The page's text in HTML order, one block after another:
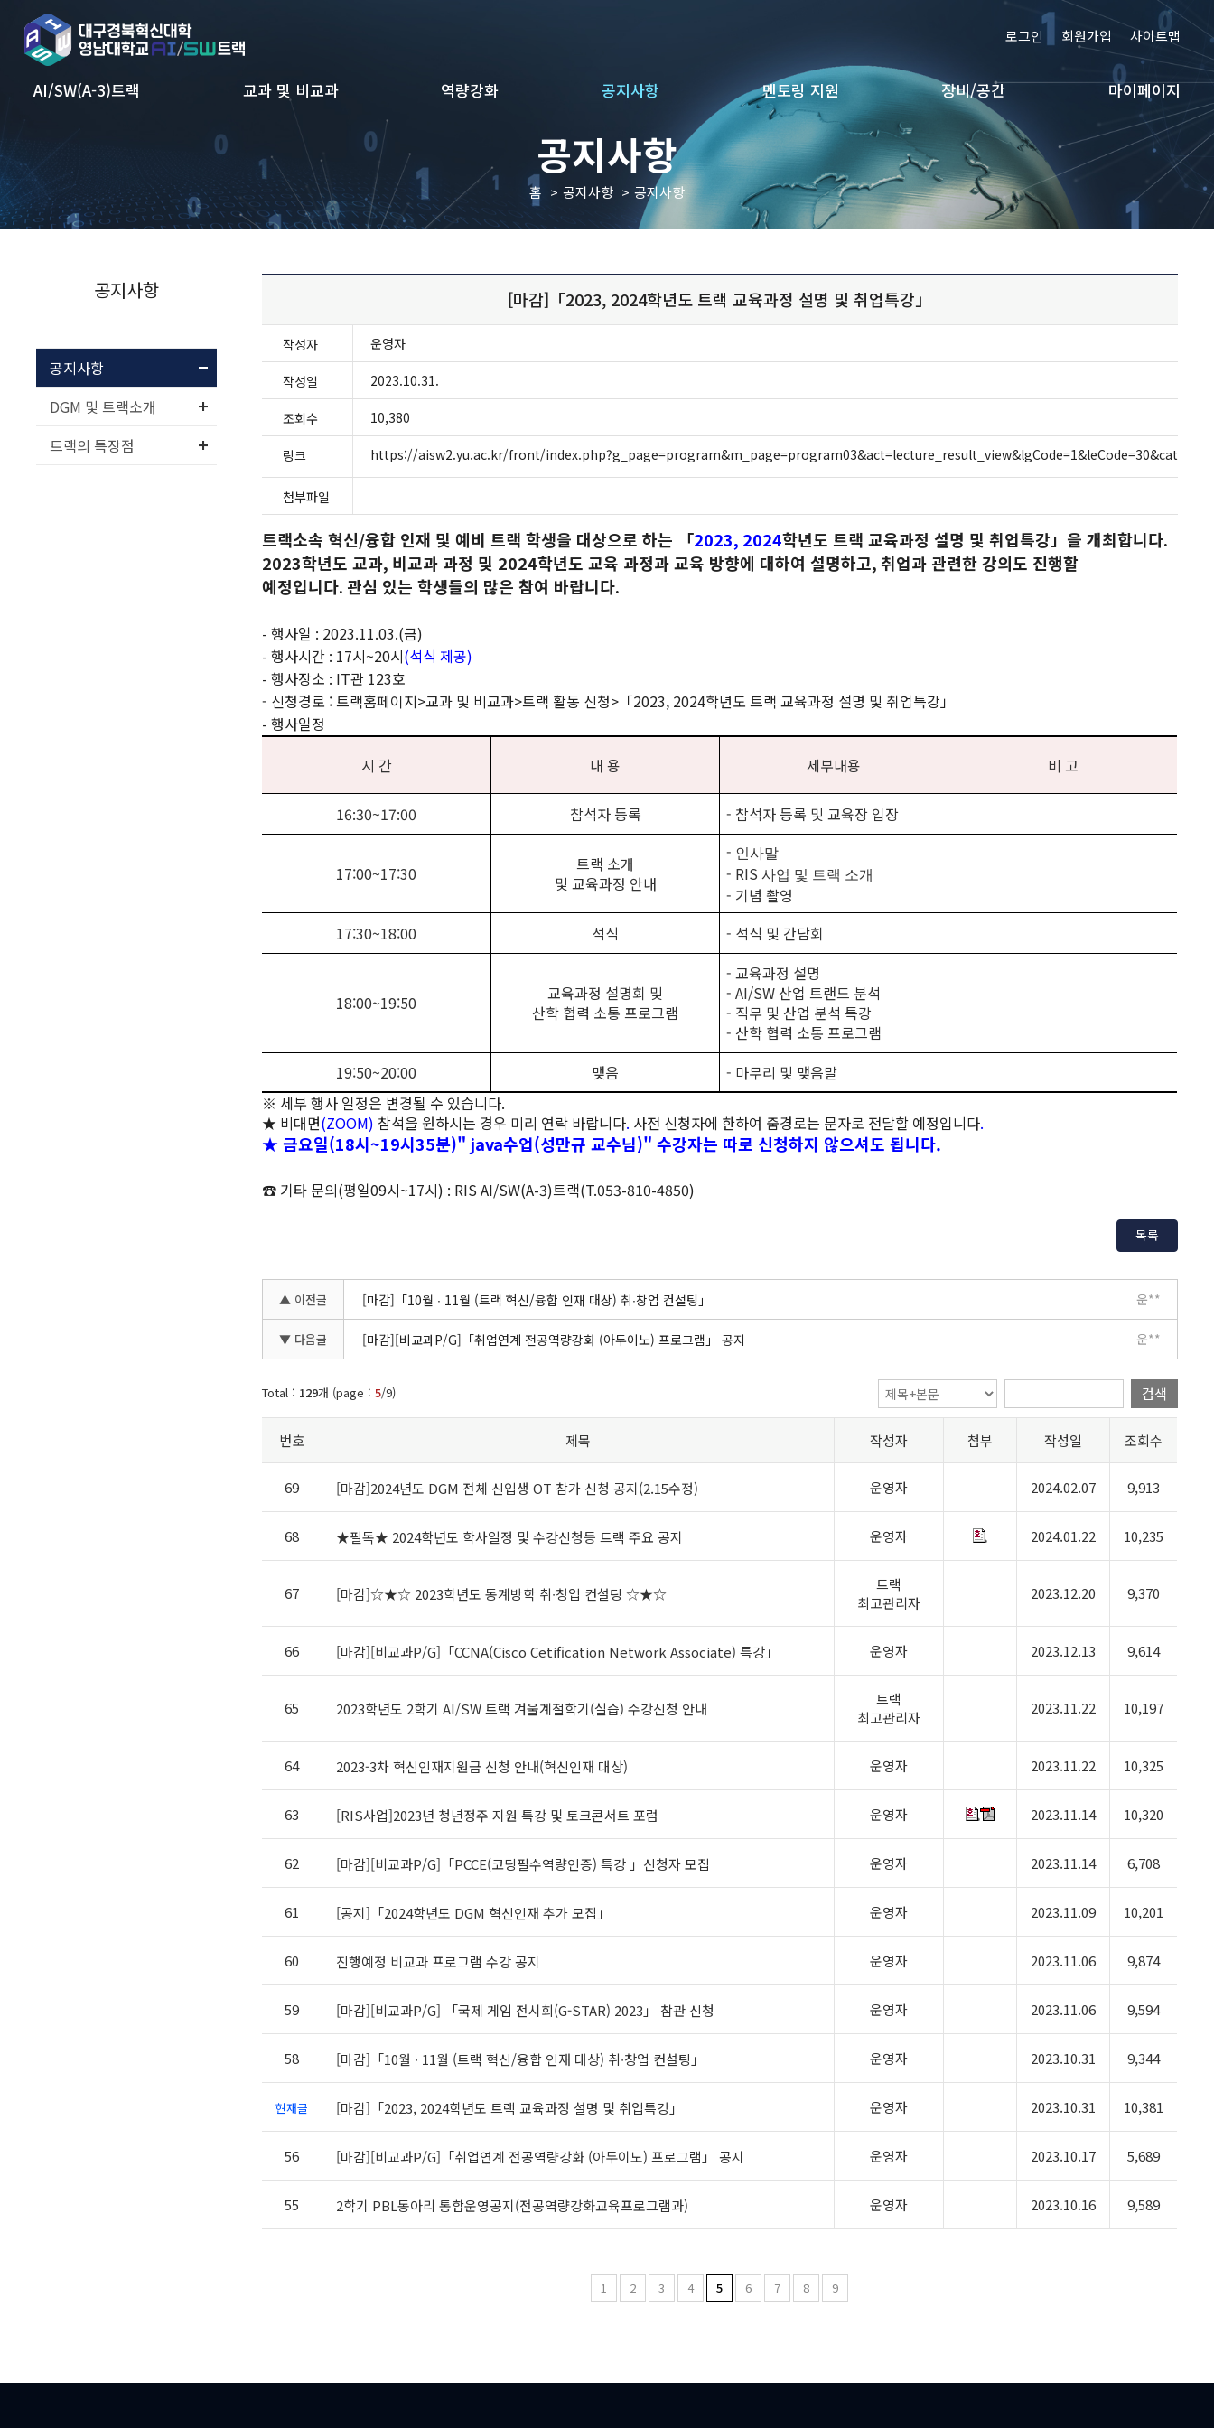
AI/SW(A-3)트랙 교과 및 비교과 역량강화 공지사항 멘토링 지원 장비/공간 마이페이지
로그인 회원가입 사이트맵
공지사항
홈 공지사항 공지사항
공지사항
공지사항
DGM 및 트랙소개
트랙의 특장점
[마감]「2023, 2024학년도 트랙 교육과정 설명 및 취업특강」
작성자 운영자
작성일 2023.10.31.
조회수 10,380
링크 https://aisw2.yu.ac.kr/front/
첨부파일
트랙소속 혁신/융합 인재 및 예비 트랙 학생을 대상으로 하는 「2023, 2024학년도 트랙 교육과정 설명 및 취업특강」 을 개최합니다.
2023학년도 교과, 비교과 과정 및 2024학년도 교육 과정과 교육 방향에 대하여 설명하고,취업과 관련한 강의도 진행할
예정입니다. 관심 있는 학생들의 많은 참여 바랍니다.
-행사일 : 2023.11.03.(금)
- 행사시간 : 17시~20시(석식 제공)
- 행사장소 : IT관 123호
- 신청경로 : 트랙홈페이지>교과 및 비교과>트랙 활동 신청> 「2023, 2024학년도 트랙 교육과정 설명 및 취업특강」
-행사일정
시 간
내 용 세부내용 비 고
16:30~17:00 참석자 등록 - 참석자 등록 및 교육장 입장
17:00~17:30
트랙 소개
및 교육과정 안내
- 인사말
- RIS사업 및 트랙 소개
- 기념 촬영
17:30~18:00
석식 - 석식 및 간담회
18:00~19:50
교육과정 설명회 및
산학 협력 소통 프로그램
- 교육과정 설명
- AI/SW 산업 트랜드 분석
- 직무 및 산업 분석 특강
- 산학 협력 소통 프로그램
19:50~20:00
맺음
- 마무리 및 맺음말
※세부 행사 일정은 변경될 수 있습니다.
★ 비대면(ZOOM) 참석을 원하시는 경우 미리 연락 바랍니다. 사전 신청자에 한하여 줌경로는 문자로 전달할 예정입니다.
★ 금요일(18시~19시35분)" java수업(성만규 교수님)" 수강자는 따로 신청하지 않으셔도 됩니다.
☎ 기타 문의(평일09시~17시) : RIS AI/SW(A-3)트랙(T.053-810-4850)
목록
▲ 이전글 [마감]「10월 ∙ 11월 (트랙 혁신/융합 인재 대상) 취∙창업 컨설팅」 운**
▼ 다음글 [마감][비교과P/G]「취업연계 전공역량강화 (아두이노) 프로그램」 공지 운**
Total : 129개 (page :5/9) 검색
번호 제목 작성자 첨부 작성일 조회수
69 [마감]2024년도 DGM 전체 신입생 OT 참가 신청 공지(2.15수정) 운영자 2024.02.07 9,913
68 ★필독★ 2024학년도 학사일정 및 수강신청등 트랙 주요 공지 운영자 2024.01.22 10,235
67 [마감]☆★☆ 2023학년도 동계방학 취∙창업 컨설팅 ☆★☆
트랙
최고관리자
2023.12.20 9,370
66 [마감][비교과P/G]「CCNA(Cisco Cetification Network Associate) 특강」 운영자 2023.12.13 9,614
65 2023학년도 2학기 AI/SW 트랙 겨울계절학기(실습) 수강신청 안내
트랙
최고관리자
2023.11.22 10,197
64 2023-3차 혁신인재지원금 신청 안내(혁신인재 대상) 운영자 2023.11.22 10,325
63 [RIS사업]2023년 청년정주 지원 특강 및 토크콘서트 포럼 운영자 2023.11.14 10,320
62 [마감][비교과P/G]「PCCE(코딩필수역량인증) 특강 」신청자 모집 운영자 2023.11.14 6,708
61 [공지]「2024학년도 DGM 혁신인재 추가 모집」 운영자 2023.11.09 10,201
60 진행예정 비교과 프로그램 수강 공지 운영자 2023.11.06 9,874
59 [마감][비교과P/G] 「국제 게임 전시회(G-STAR) 2023」 참관 신청 운영자 2023.11.06 9,594
58 [마감]「10월 ∙ 11월 (트랙 혁신/융합 인재 대상) 취∙창업 컨설팅」 운영자 2023.10.31 9,344
현재글 [마감]「2023, 2024학년도 트랙 교육과정 설명 및 취업특강」 운영자 2023.10.31 10,381
56 [마감][비교과P/G]「취업연계 전공역량강화 (아두이노) 프로그램」 공지 운영자 2023.10.17 5,689
55 2학기 PBL동아리 통합운영공지(전공역량강화교육프로그램과) 운영자 2023.10.16 9,589
1 2 3 4 5 6 7 8 9